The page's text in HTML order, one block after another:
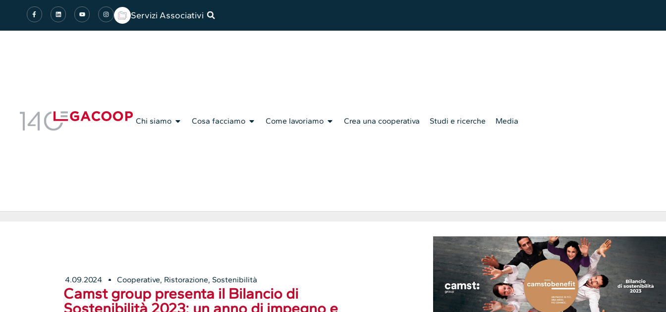
Servizi Associativi
Chi siamo Cosa facciamo Come lavoriamo Crea una cooperativa Studi e ricerche Media
4.09.2024 Cooperative, Ristorazione, Sostenibilità
Camst group presenta il Bilancio di
Sostenibilità 2023: un anno di impegno e